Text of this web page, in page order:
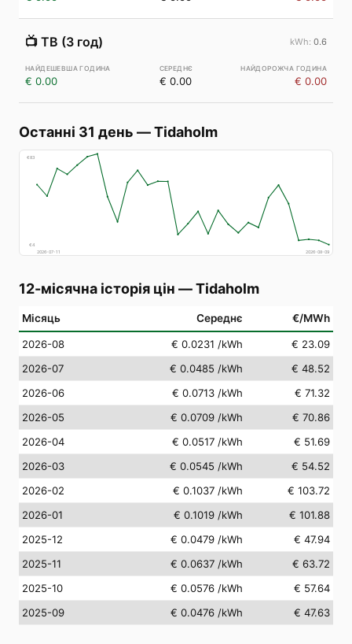
📺 ТВ (3 год) 0.6
€ 0.00 € 0.00 € 0.00
Останні 31 день —Tidaholm
€83
€4
2026-07-11
2026-08-09
12-місячна історія цін —Tidaholm
Місяць Середнє €/MWh
2026-08 € 0.0231 /kWh
€ 23.09
2026-07
€ 0.0485 /kWh
€ 48.52
2026-06
€ 0.0713 /kWh
€ 71.32
2026-05
€ 0.0709 /kWh
€ 70.86
2026-04
€ 0.0517 /kWh
€ 51.69
2026-03
€ 0.0545 /kWh
€ 54.52
2026-02
€ 0.1037 /kWh
€ 103.72
2026-01
€ 0.1019 /kWh
€ 101.88
2025-12
€ 0.0479 /kWh
€ 47.94
2025-11
€ 0.0637 /kWh
€ 63.72
2025-10
€ 0.0576 /kWh
€ 57.64
2025-09
€ 0.0476 /kWh € 47.63